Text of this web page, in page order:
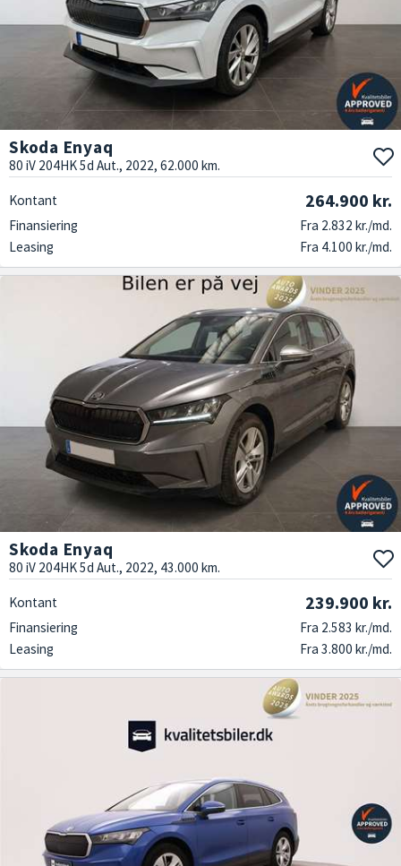
Skoda Enyaq
80 iV 204HK 5d Aut., 2022, 62.000 km.
Kontant 264.900 kr.
Finansiering
Fra 2.832 kr./md.
Leasing
Fra 4.100 kr./md.
Skoda Enyaq
80 iV 204HK 5d Aut., 2022, 43.000 km.
Kontant 239.900 kr.
Finansiering
Fra 2.583 kr./md.
Leasing
Fra 3.800 kr./md.